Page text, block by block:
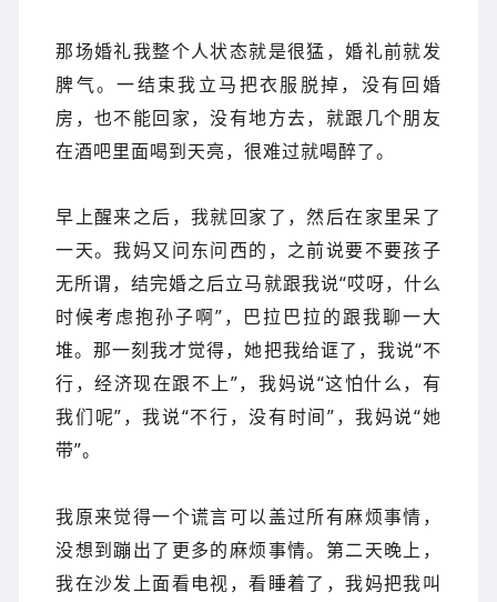
那场婚礼我整个人状态就是很猛，婚礼前就发
脾气。一结束我立马把衣服脱掉，没有回婚
房，也不能回家，没有地方去，就跟几个朋友
在酒吧里面喝到天亮，很难过就喝醉了。
早上醒来之后，我就回家了，然后在家里呆了
一天。我妈又问东问西的，之前说要不要孩子
无所谓，结完婚之后立马就跟我说“哎呀，什么
时候考虑抱孙子啊”，巴拉巴拉的跟我聊一大
堆。那一刻我才觉得，她把我给诓了，我说“不
行，经济现在跟不上”，我妈说“这怕什么，有
我们呢”，我说“不行，没有时间”，我妈说“她
带”。
我原来觉得一个谎言可以盖过所有麻烦事情，
没想到蹦出了更多的麻烦事情。 第二天晚上，
我在沙发上面看电视，看睡着了，我妈把我叫